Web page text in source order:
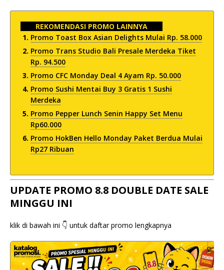
REKOMENDASI PROMO LAINNYA
Promo Toast Box Asian Delights Mulai Rp. 58.000
Promo Trans Studio Bali Presale Merdeka Tiket
Rp. 94.500
Promo CFC Monday Deal 4 Ayam Rp. 50.000
Promo Sushi Mentai Buy 3 Gratis 1 Sushi
Merdeka
Promo Pepper Lunch Senin Happy Set Menu
Rp60.000
Promo HokBen Hello Monday Paket Berdua Mulai
Rp27 Ribuan
UPDATE PROMO 8.8 DOUBLE DATE SALE
MINGGU INI
klik di bawah ini 👇 untuk daftar promo lengkapnya